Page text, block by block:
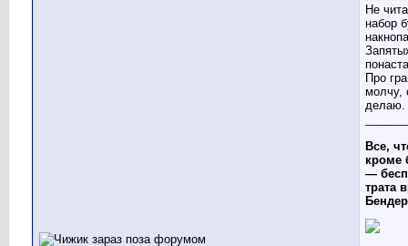
Не
набор
Про
молчу,
делаю.
Все,
кроме
—
трата